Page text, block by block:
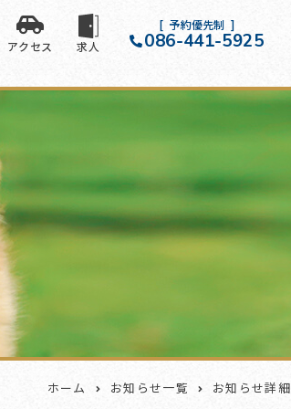
アクセス 求人
予約優先制
086-441-5925
ホーム お知らせ一覧 お知らせ詳細